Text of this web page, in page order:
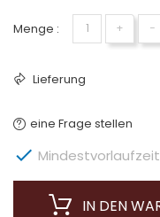
Menge : + −
Lieferung
eine Frage stellen

IN DEN